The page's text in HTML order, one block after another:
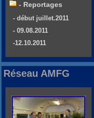
- Reportages
- début juillet.2011
- 09.08.2011
-12.10.2011
Réseau AMFG